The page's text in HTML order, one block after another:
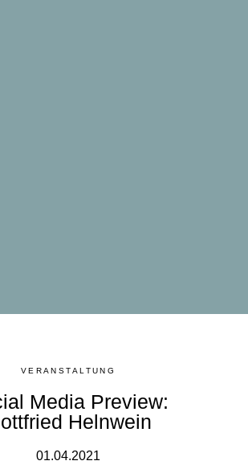
VERANSTALTUNG
Media Preview:
Helnwein
01.04.2021